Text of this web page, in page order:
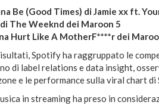
Be (Good Times) di Jamie xx ft.
The Weeknd dei Maroon 5
Hurt Like A MotherF****r dei
Spotify ha raggruppato le
di label relations e data insight,
e le performance sulla viral chart di
in streaming ha preso in